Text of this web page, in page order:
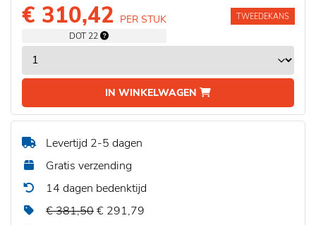
€ 310,42 PER STUK
DOT 22
IN WINKELWAGEN
TWEEDEKANS
Levertijd 2-5 dagen
Gratis verzending
14 dagen bedenktijd
€ 381,50€ 291,79